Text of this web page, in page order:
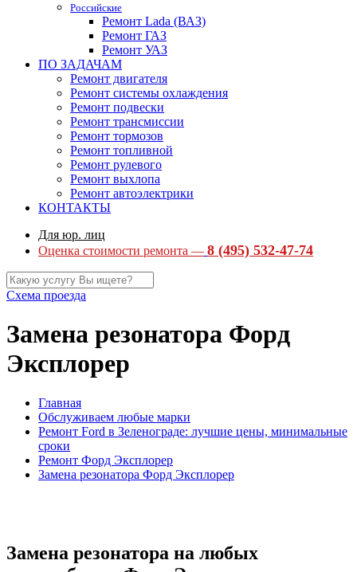
Российские
Ремонт Lada (ВАЗ)
Ремонт ГАЗ
Ремонт УАЗ
ПО ЗАДАЧАМ
Ремонт двигателя
Ремонт системы охлаждения
Ремонт подвески
Ремонт трансмиссии
Ремонт тормозов
Ремонт топливной
Ремонт рулевого
Ремонт выхлопа
Ремонт автоэлектрики
КОНТАКТЫ
Для юр. лиц
Оценка стоимости ремонта — 8 (495) 532-47-74
Схема проезда
Замена резонатора Форд
Эксплорер
Главная
Обслуживаем любые марки
Ремонт Ford в Зеленограде: лучшие цены, минимальные
сроки
Ремонт Форд Эксплорер
Замена резонатора Форд Эксплорер
Замена резонатора на любых